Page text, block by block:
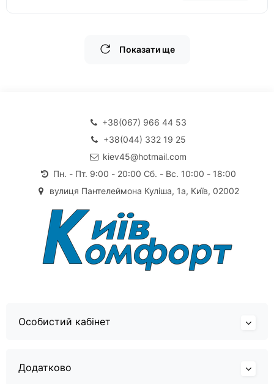
Показати ще
+38(067) 966 44 53
+38(044) 332 19 25
kiev45@hotmail.com
Пн. - Пт. 9:00 - 20:00 Сб. - Вс. 10:00 - 18:00
вулиця Пантелеймона Куліша, 1а, Київ, 02002
Особистий кабінет
Додатково